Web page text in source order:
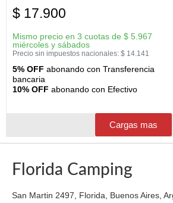
$ 17.900
Mismo precio en 3 cuotas de $ 5.967
miércoles y sábados
Precio sin impuestos nacionales: $ 14.141
5% OFF abonando con Transferencia
bancaria
10% OFF abonando con Efectivo
Cargas mas
Florida Camping
San Martin 2497, Florida, Buenos Aires,